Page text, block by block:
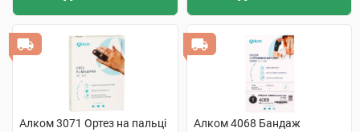
Алком 3071 Ортез на пальці
Алком 4068 Бандаж